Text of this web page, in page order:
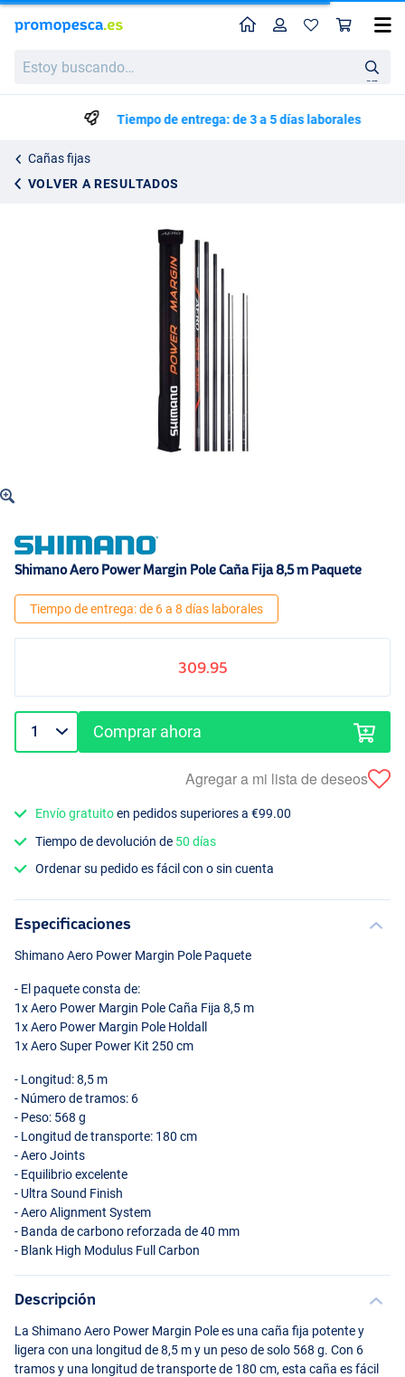
buscando…
en
Perfil
Tiempo de entrega: de 3 a 5 días laborales
Cañas fijas
VOLVER A RESULTADOS
Shimano Aero Power Margin Pole Caña Fija 8,5 m Paquete
Shimano Aero Power Margin Pole Caña Fija 8,5 m Paquete
Tiempo de entrega: de 6 a 8 días laborales
309.95
Comprar ahora
Agregar a mi lista de deseos
Envío gratuitoen pedidos superiores a €99.00
Tiempo de devolución de 50 días
Ordenar su pedido es fácil con o sin cuenta
Especificaciones
Shimano Aero Power Margin Pole Paquete
- El paquete consta de:
1x Aero Power Margin Pole Caña Fija 8,5 m
1x Aero Power Margin Pole Holdall
1x Aero Super Power Kit 250 cm
- Longitud: 8,5 m
- Número de tramos: 6
- Peso: 568 g
- Longitud de transporte: 180 cm
- Aero Joints
- Equilibrio excelente
- Ultra Sound Finish
- Aero Alignment System
- Banda de carbono reforzada de 40 mm
- Blank High Modulus Full Carbon
Descripción
La Shimano Aero Power Margin Pole es una caña fija potente y
ligera con una longitud de 8,5 m y un peso de solo 568 g. Con 6
tramos y una longitud de transporte de 180 cm, esta caña es fácil